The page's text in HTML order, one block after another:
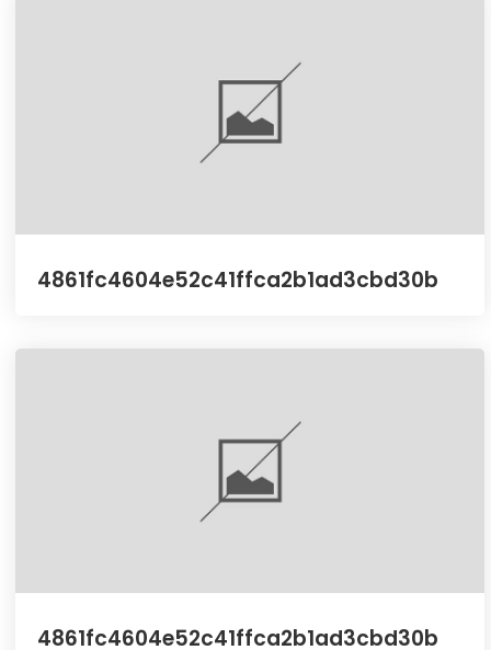
4861fc4604e52c41ffca2b1ad3cbd30b
4861fc4604e52c41ffca2b1ad3cbd30b